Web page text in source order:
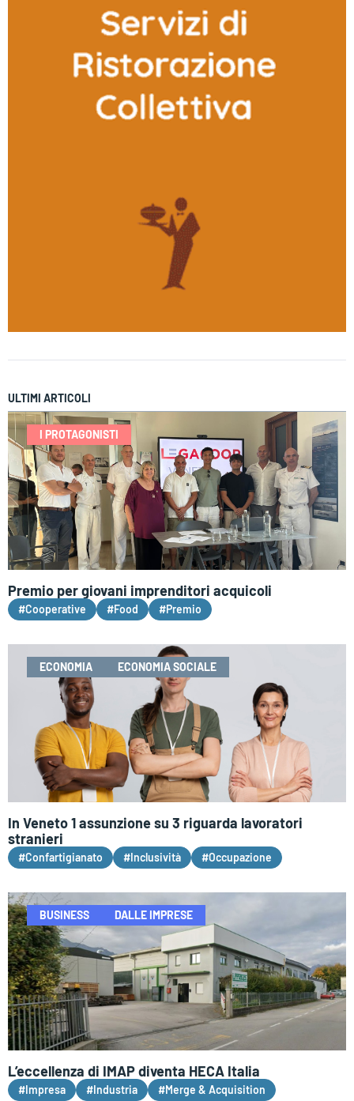
ULTIMI ARTICOLI
I PROTAGONISTI
Premio per giovani imprenditori acquicoli
#Cooperative #Food #Premio
ECONOMIA ECONOMIA SOCIALE
In Veneto 1 assunzione su 3 riguarda lavoratori
stranieri
#Confartigianato #Inclusività #Occupazione
BUSINESS DALLE IMPRESE
L’eccellenza di IMAP diventa HECA Italia
#Impresa #Industria #Merge & Acquisition